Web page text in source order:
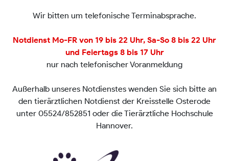
Wir bitten um telefonische Terminabsprache.
Notdienst Mo-FR von 19 bis 22 Uhr, Sa-So 8 bis 22 Uhr
und Feiertags 8 bis 17 Uhr
nur nach telefonischer Voranmeldung
Außerhalb unseres Notdienstes wenden Sie sich bitte an
den tierärztlichen Notdienst der Kreisstelle Osterode
unter 05524/852851 oder die Tierärztliche Hochschule
Hannover.